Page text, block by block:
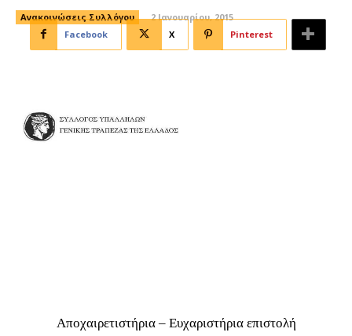
Ανακοινώσεις Συλλόγου
2 Ιανουαρίου, 2015
Facebook
X Pinterest
Αποχαιρετιστήρια – Ευχαριστήρια επιστολή